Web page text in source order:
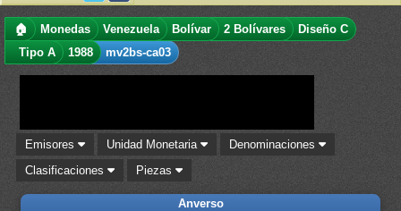
🏠 Monedas Venezuela Bolívar 2 Bolívares
Diseño C
Tipo A
1988 mv2bs-ca03
Emisores Unidad Monetaria
Denominaciones
Clasificaciones
Piezas
Anverso